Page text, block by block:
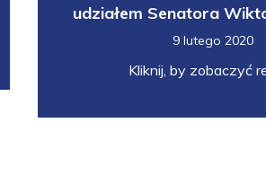
udziałem Senatora
9 lutego 2020
Kliknij, by zobaczyć